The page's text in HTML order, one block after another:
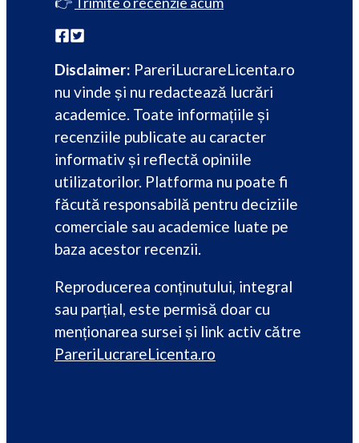
Disclaimer: PareriLucrareLicenta.ro
nu vinde și nu redactează lucrări
academice. Toate informațiile și
recenziile publicate au caracter
informativ și reflectă opiniile
utilizatorilor. Platforma nu poate fi
făcută responsabilă pentru deciziile
comerciale sau academice luate pe
baza acestor recenzii.
Reproducerea conținutului, integral
sau parțial, este permisă doar cu
menționarea sursei și link activ către
PareriLucrareLicenta.ro